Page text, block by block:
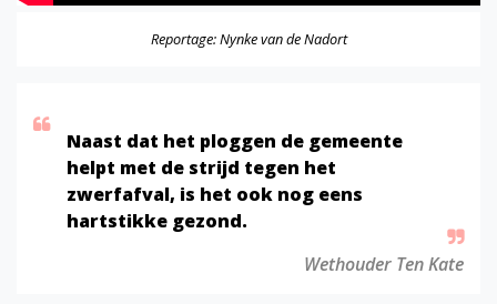
Reportage: Nynke van de Nadort
Naast dat het ploggen de gemeente
helpt met de strijd tegen het
zwerfafval, is het ook nog eens
hartstikke gezond.
Wethouder Ten Kate